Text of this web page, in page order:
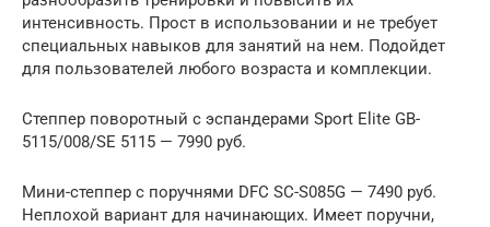
интенсивность. Прост в использовании и не требует
специальных навыков для занятий на нем. Подойдет
для пользователей любого возраста и комплекции.
Степпер поворотный с эспандерами Sport Elite GB-
5115/008/SE 5115 — 7990 руб.
Мини-степпер с поручнями DFC SC-S085G — 7490 руб.
Неплохой вариант для начинающих. Имеет поручни,